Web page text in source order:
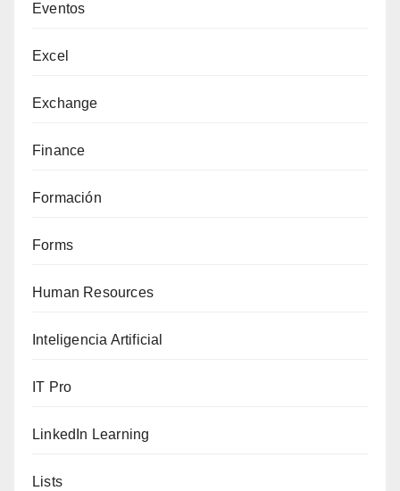
Eventos
Excel
Exchange
Finance
Formación
Forms
Human Resources
Inteligencia Artificial
IT Pro
LinkedIn Learning
Lists